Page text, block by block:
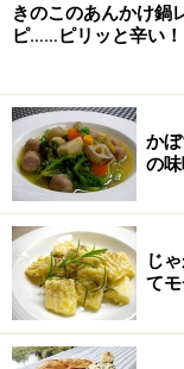
きのこのあんかけ鍋
ピ……ピリッと辛い！
か
の
じ
て